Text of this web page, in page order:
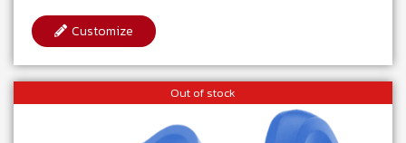
Customize
Out of stock